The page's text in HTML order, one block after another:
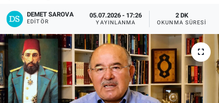
DEMET SAROVA
EDITÖR
05.07.2026 - 17:26
YAYINLANMA
2 DK
OKUNMA SÜRESI
İLAN
Bize ulaşın
İletişim/Künye
Yaşam